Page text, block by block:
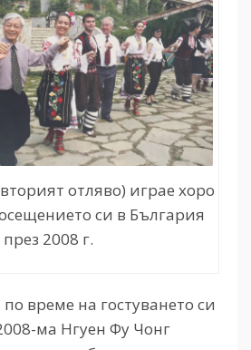
отляво) играе хоро
си в България
през 2008 г.
време на гостуването си
ма Нгуен Фу Чонг